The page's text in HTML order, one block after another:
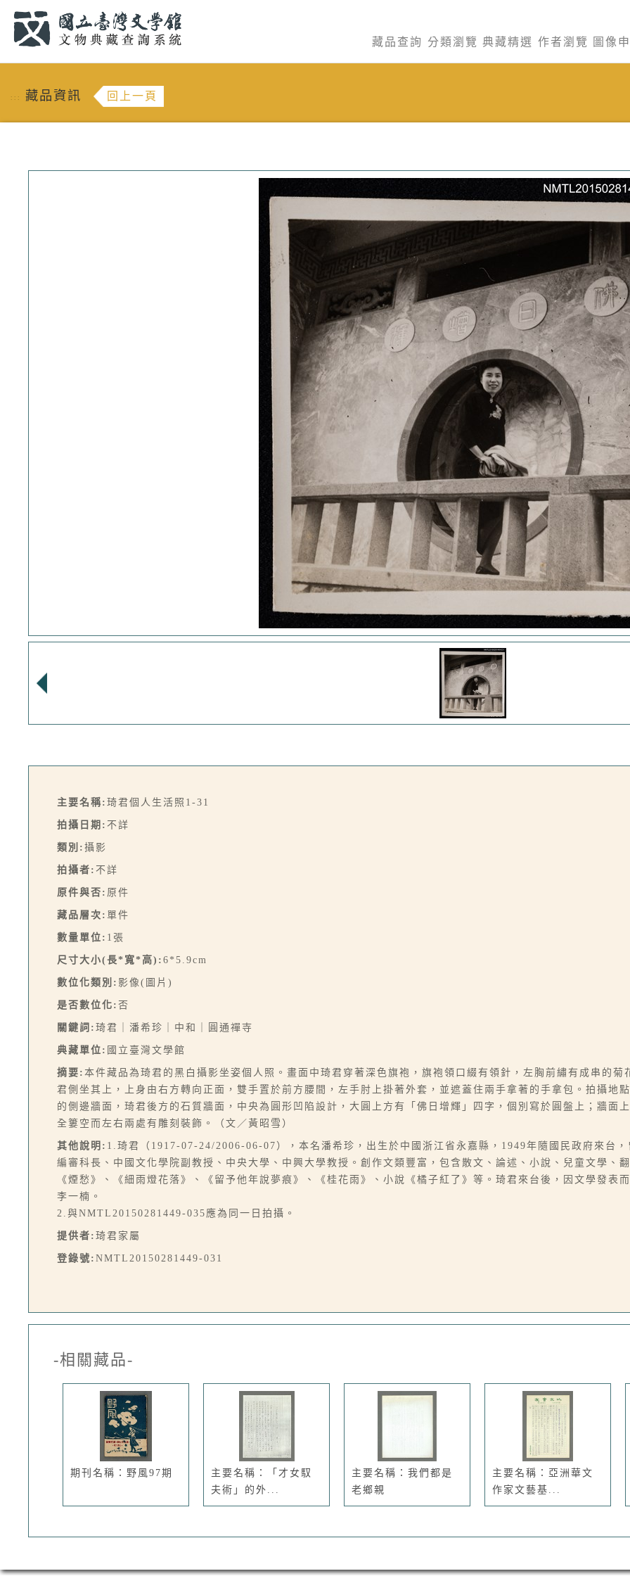
藏品查詢 分類瀏覽 典藏精選 作者瀏覽 圖像
::: 藏品資訊 回上一頁
主要名稱: 琦君個人生活照1-31
拍攝日期: 不詳
類別: 攝影
拍攝者: 不詳
原件與否: 原件
藏品層次: 單件
數量單位: 1張
尺寸大小(長*寬*高): 6*5.9cm
數位化類別: 影像(圖片)
是否數位化: 否
關鍵詞: 琦君｜潘希珍｜中和｜圓通禪寺
典藏單位: 國立臺灣文學館
摘要: 本件藏品為琦君的黑白攝影坐姿個人照。畫面中琦君穿著深色旗袍，旗袍領口綴有領針，左胸前繡有成串的
君側坐其上，上身由右方轉向正面，雙手置於前方腰間，左手肘上掛著外套，並遮蓋住兩手拿著的手拿包。拍攝地
的側邊牆面，琦君後方的石質牆面，中央為圓形凹陷設計，大圓上方有「佛日增輝」四字，個別寫於圓盤上；牆面
全簍空而左右兩處有雕刻裝飾。（文／黃昭雪）
其他說明: 1.琦君（1917-07-24/2006-06-07），本名潘希珍，出生於中國浙江省永嘉縣，1949年隨國民政府來台
編審科長、中國文化學院副教授、中央大學、中興大學教授。創作文類豐富，包含散文、論述、小說、兒童文學、
《煙愁》、《細雨燈花落》、《留予他年說夢痕》、《桂花雨》、小說《橘子紅了》等。琦君來台後，因文學發表
李一楠。
2.與NMTL20150281449-035應為同一日拍攝。
提供者: 琦君家屬
登錄號: NMTL20150281449-031
-相關藏品-
期刊名稱：野風97期
主要名稱：「才女馭
夫術」的外...
主要名稱：我們都是
老鄉親
主要名稱：亞洲華文
作家文藝基...